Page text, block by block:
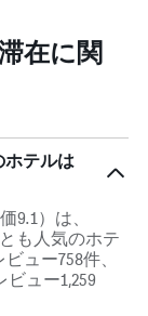
在に関
テルは
9.1）は、
も人気のホテ
ュー758件、
ュー1,259